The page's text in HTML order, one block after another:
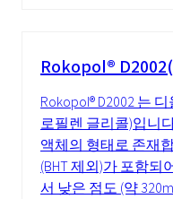
Rokopol®
Rokopol® D2002 는 디
로필렌 글리콜)입니
액체의 형태로 존재
(BHT 제외)가 포함되
서 낮은 점도 (약